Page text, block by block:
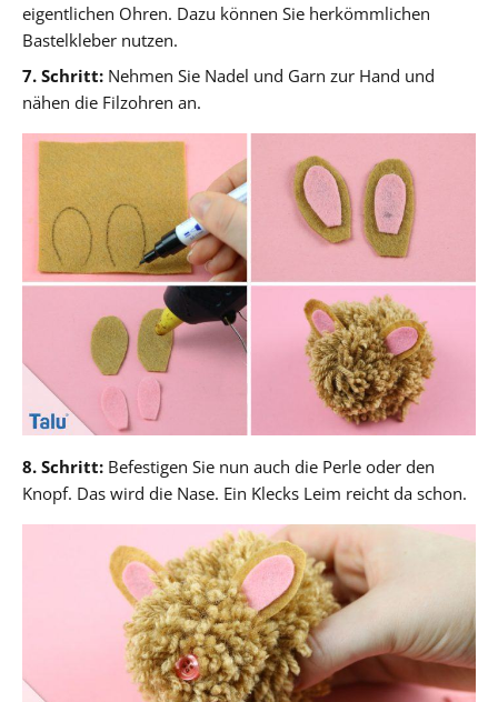
eigentlichen Ohren. Dazu können Sie herkömmlichen
Bastelkleber nutzen.
7. Schritt: Nehmen Sie Nadel und Garn zur Hand und
nähen die Filzohren an.
8. Schritt: Befestigen Sie nun auch die Perle oder den
Knopf. Das wird die Nase. Ein Klecks Leim reicht da schon.